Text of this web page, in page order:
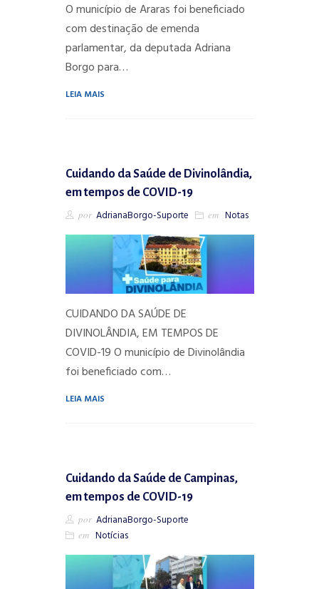
O município de Araras foi beneficiado
com destinação de emenda
parlamentar, da deputada Adriana
Borgo para…
LEIA MAIS
Cuidando da Saúde de Divinolândia,
em tempos de COVID-19
por AdrianaBorgo-Suporte em Notas
CUIDANDO DA SAÚDE DE
DIVINOLÂNDIA, EM TEMPOS DE
COVID-19 O município de Divinolândia
foi beneficiado com…
LEIA MAIS
Cuidando da Saúde de Campinas,
em tempos de COVID-19
por AdrianaBorgo-Suporte
em Notícias